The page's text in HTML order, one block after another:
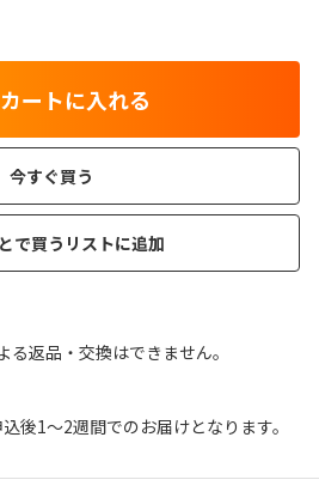
カートに入れる
今すぐ買う
で買うリストに追加
る返品・交換はできません｡
後1～2週間でのお届けとなります。